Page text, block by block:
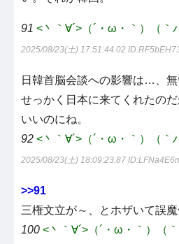
91 <丶｀∀´>（´・ω・｀）（
2025/08/23(土) 17:51:44.02
日韓首脳会談への影響は…、無
せっかく日本に来てくれたの
いいのにね。
92 <丶｀∀´>（´・ω・｀）（
2025/08/23(土) 18:09:23.87 ID:LFNa4E6n
>>91
三権文立が～、とホザいて誤魔
100 <丶｀∀´>（´・ω・｀）（